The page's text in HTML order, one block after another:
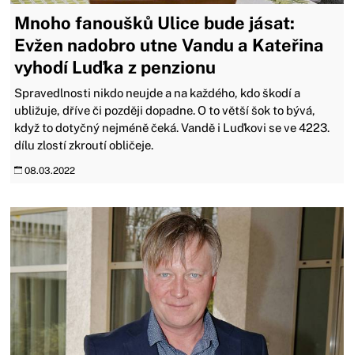
Mnoho fanoušků Ulice bude jásat:
Evžen nadobro utne Vandu a Kateřina
vyhodí Luďka z penzionu
Spravedlnosti nikdo neujde a na každého, kdo škodí a
ubližuje, dříve či později dopadne. O to větší šok to bývá,
když to dotyčný nejméně čeká. Vandě i Luďkovi se ve 4223.
dílu zlostí zkroutí obličeje.
08.03.2022